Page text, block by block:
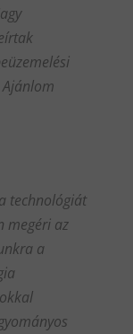
technológiát
megéri az
a